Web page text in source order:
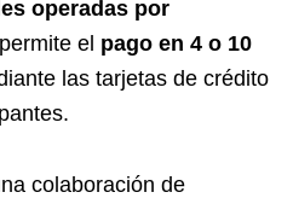
operadas por
el pago en 4 o 10
las tarjetas de crédito
colaboración de